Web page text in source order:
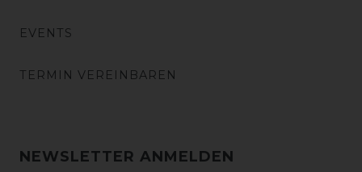
EVENTS
TERMIN VEREINBAREN
NEWSLETTER ANMELDEN